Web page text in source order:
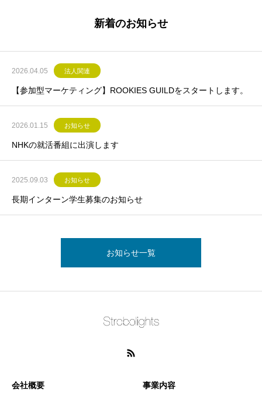
新着のお知らせ
2026.04.05 法人関連
【参加型マーケティング】ROOKIES GUILDをスタートします。
2026.01.15 お知らせ
NHKの就活番組に出演します
2025.09.03 お知らせ
長期インターン学生募集のお知らせ
お知らせ一覧
会社概要 事業内容